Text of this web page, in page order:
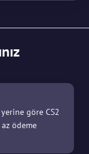
göre CS2
ödeme